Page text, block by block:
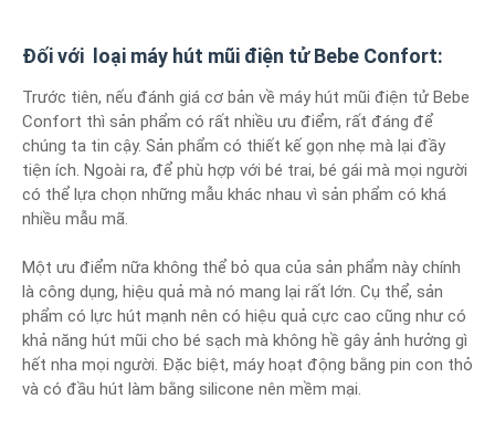
Đối với loại máy hút mũi điện tử Bebe Confort:
Trước tiên, nếu đánh giá cơ bản về máy hút mũi điện tử Bebe
Confort thì sản phẩm có rất nhiều ưu điểm, rất đáng để
chúng ta tin cậy. Sản phẩm có thiết kế gọn nhẹ mà lại đầy
tiện ích. Ngoài ra, để phù hợp với bé trai, bé gái mà mọi người
có thể lựa chọn những mẫu khác nhau vì sản phẩm có khá
nhiều mẫu mã.
Một ưu điểm nữa không thể bỏ qua của sản phẩm này chính
là công dụng, hiệu quả mà nó mang lại rất lớn. Cụ thể, sản
phẩm có lực hút mạnh nên có hiệu quả cực cao cũng như có
khả năng hút mũi cho bé sạch mà không hề gây ảnh hưởng gì
hết nha mọi người. Đặc biệt, máy hoạt động bằng pin con thỏ
và có đầu hút làm bằng silicone nên mềm mại.